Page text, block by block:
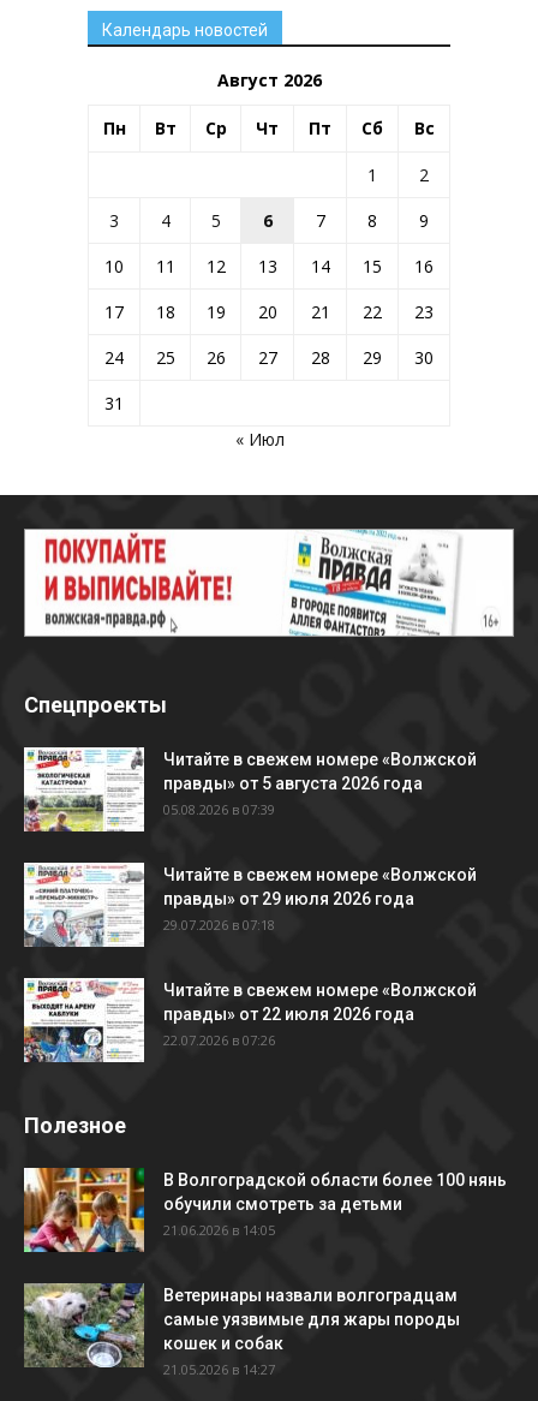
Календарь новостей
Август 2026
Пн Вт Ср Чт Пт Сб Вс
1
2
3
4 5 6 7 8
9
10
11 12 13 14 15
16
17
18 19 20 21 22
23
24
25 26 27 28 29
30
31
« Июл
Спецпроекты
Читайте в свежем номере «Волжской
правды» от 5 августа 2026 года
05.08.2026 в 07:39
Читайте в свежем номере «Волжской
правды» от 29 июля 2026 года
29.07.2026 в 07:18
Читайте в свежем номере «Волжской
правды» от 22 июля 2026 года
22.07.2026 в 07:26
Полезное
В Волгоградской области более 100 нянь
обучили смотреть за детьми
21.06.2026 в 14:05
Ветеринары назвали волгоградцам
самые уязвимые для жары породы
кошек и собак
21.05.2026 в 14:27